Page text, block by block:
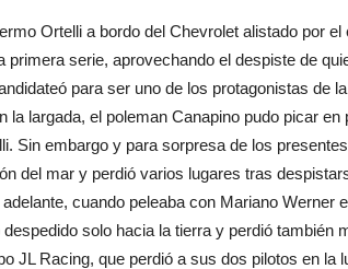
Ortelli a bordo del Chevrolet alistado por
primera serie, aprovechando el despiste de
para ser uno de los protagonistas de
la largada, el poleman Canapino pudo picar
Sin embargo y para sorpresa de los
del mar y perdió varios lugares tras
cuando peleaba con Mariano Werner
despedido solo hacia la tierra y perdió también
JL Racing, que perdió a sus dos pilotos en la